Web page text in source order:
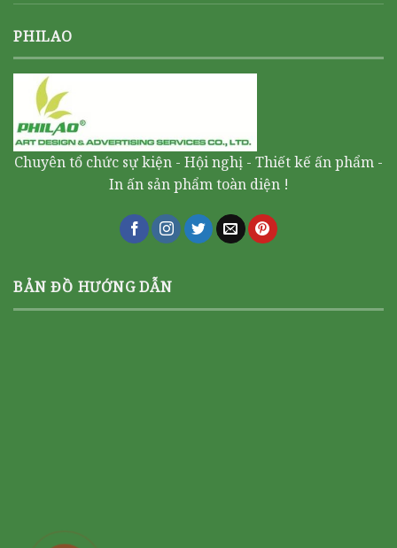
PHILAO
Chuyên tổ chức sự kiện - Hội nghị - Thiết kế ấn phẩm -
In ấn sản phẩm toàn diện !
BẢN ĐỒ HƯỚNG DẪN